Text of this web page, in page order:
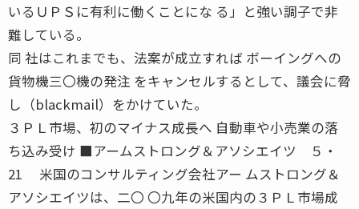
いるＵＰＳに有利に働くことにな る」と強い調子で非
難している。
同 社はこれまでも、法案が成立すれば ボーイングへの
貨物機三〇機の発注 をキャンセルするとして、議会に脅
し（blackmail）をかけていた。
３ＰＬ市場、初のマイナス成長へ 自動車や小売業の落
ち込み受け ■アームストロング＆アソシエイツ ５・
21 米国のコンサルティング会社アー ムストロング＆
アソシエイツは、二〇 〇九年の米国内の３ＰＬ市場成